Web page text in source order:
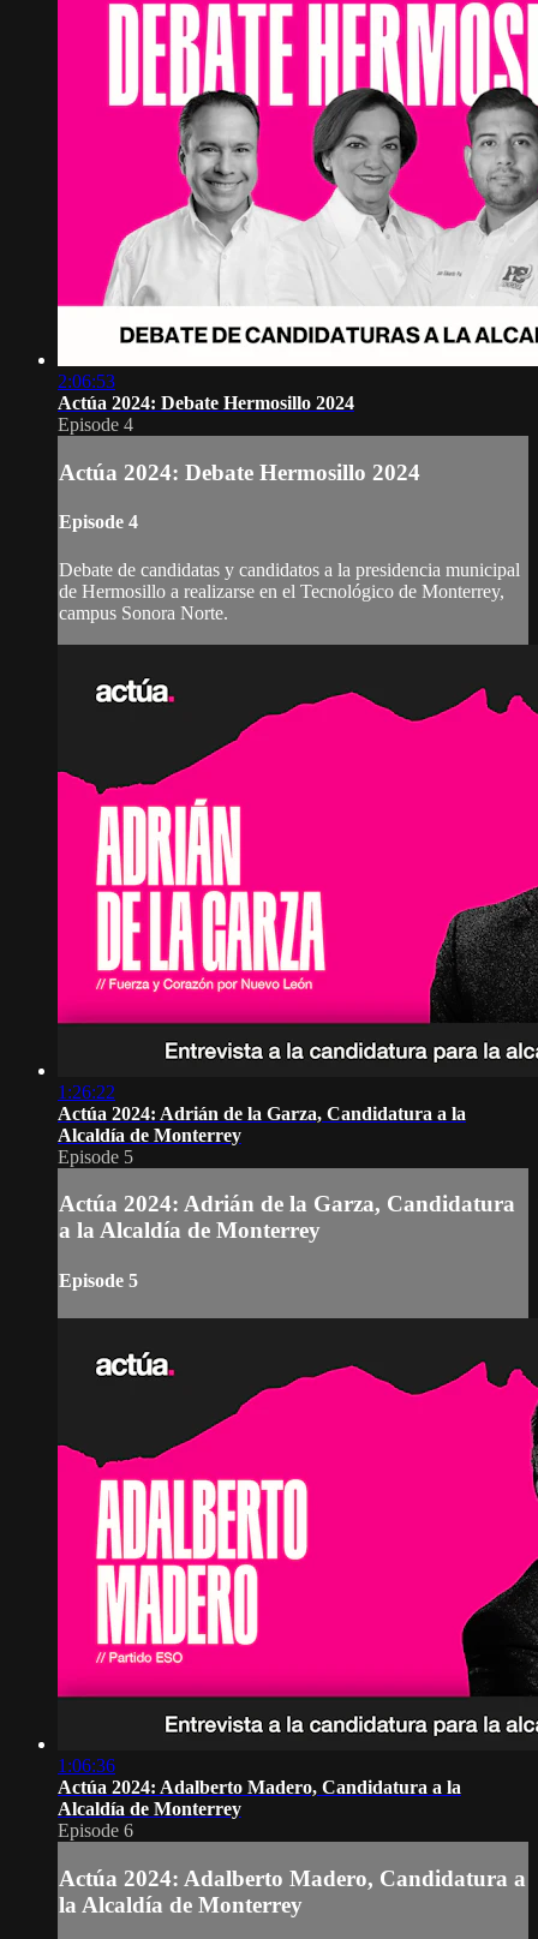
2:06:53
Actúa 2024: Debate Hermosillo 2024
Episode 4
Actúa 2024: Debate Hermosillo 2024
Episode 4
Debate de candidatas y candidatos a la presidencia municipal
de Hermosillo a realizarse en el Tecnológico de Monterrey,
campus Sonora Norte.
1:26:22
Actúa 2024: Adrián de la Garza, Candidatura a la
Alcaldía de Monterrey
Episode 5
Actúa 2024: Adrián de la Garza, Candidatura
a la Alcaldía de Monterrey
Episode 5
1:06:36
Actúa 2024: Adalberto Madero, Candidatura a la
Alcaldía de Monterrey
Episode 6
Actúa 2024: Adalberto Madero, Candidatura a
la Alcaldía de Monterrey